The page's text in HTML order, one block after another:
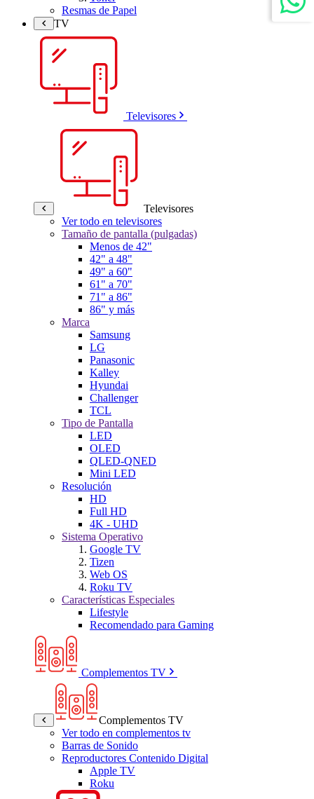
Resmas de Papel
TV
Televisores
Televisores
Ver todo en televisores
Tamaño de pantalla (pulgadas)
Menos de 42"
42" a 48"
49" a 60"
61" a 70"
71" a 86"
86" y más
Marca
Samsung
LG
Panasonic
Kalley
Hyundai
Challenger
TCL
Tipo de Pantalla
LED
OLED
QLED-QNED
Mini LED
Resolución
HD
Full HD
4K - UHD
Sistema Operativo
Google TV
Tizen
Web OS
Roku TV
Características Especiales
Lifestyle
Recomendado para Gaming
Complementos TV
Complementos TV
Ver todo en complementos tv
Barras de Sonido
Reproductores Contenido Digital
Apple TV
Roku